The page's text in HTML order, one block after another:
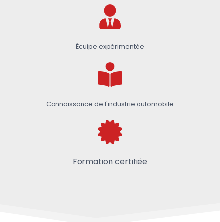
Équipe expérimentée
Connaissance de l'industrie automobile
Formation certifiée